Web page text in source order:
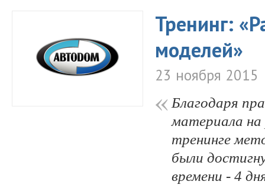
Тренинг:
моделей»
23 ноября 2015
Благодаря
материала на
тренинге
были
времени - 4